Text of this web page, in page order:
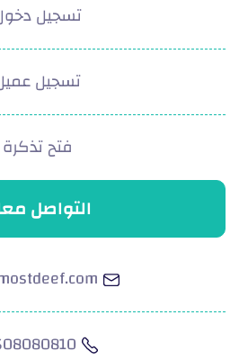
تسجيل دخول
تسجيل عميل
فتح تذكرة
التواصل معانا
info@mostdeef.com
01508080810